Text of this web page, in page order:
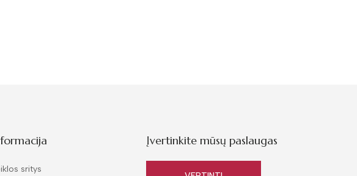
sritys
Įvertinkite mūsų paslaugas